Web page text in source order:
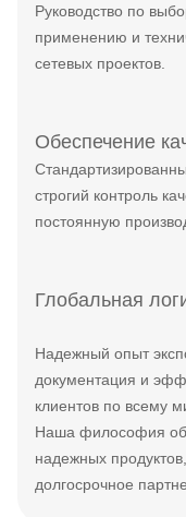
Руководство по
применению и
сетевых проектов.
Обеспечение
строгий контроль
постоянную
Глобальная
Надежный опыт
документация и
клиентов по всему
Наша философия
надежных
долгосрочное